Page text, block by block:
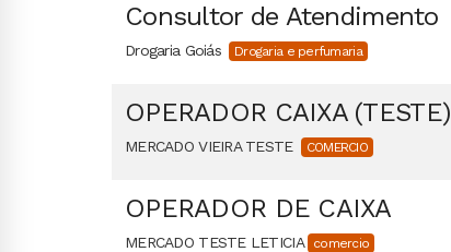
Consultor de Atendimento
Drogaria Goiás Drogaria e perfumaria
OPERADOR CAIXA (TESTE)
MERCADO VIEIRA TESTE COMERCIO
OPERADOR DE CAIXA
MERCADO TESTE LETICIA comercio